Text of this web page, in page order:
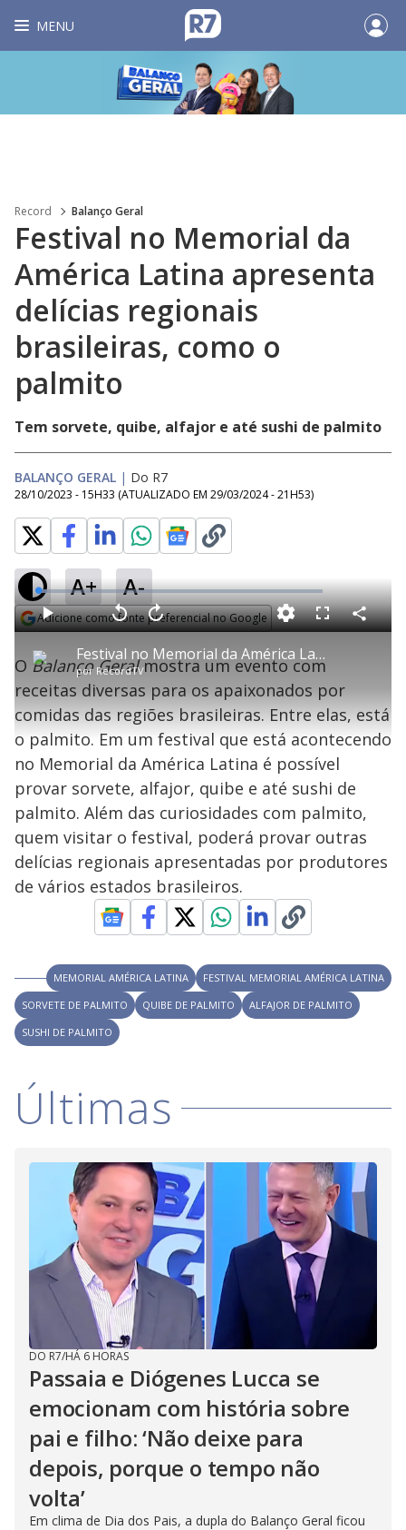
MENU
Record Balanço Geral
Festival no Memorial da
América Latina apresenta
delícias regionais
brasileiras, como o
palmito
Tem sorvete, quibe, alfajor e até sushi de palmito
BALANÇO GERAL | Do R7
28/10/2023 - 15H33 (ATUALIZADO EM 29/03/2024 - 21H53)
A+ A-
Adicione como fonte preferencial no Google
P
l
a
y
V
i
d
e
o
Festival no Memorial da América Latina apresenta delícias regionais brasileiras, como o palmito
por RecordTV
P V
t
a
r
0
e
n
d
s
A
a
ç
a
1
0
s
e
u
n
o
s
M
u
d
o
L
o
a
d
e
3
.
3
4
%
F
l
s
c
e
n
C
o
a
O Balanço Geralmostra um evento com
receitas diversas para os apaixonados por
comidas das regiões brasileiras. Entre elas, está
o palmito. Em um festival que está acontecendo
no Memorial da América Latina é possível
provar sorvete, alfajor, quibe e até sushi de
palmito. Além das curiosidades com palmito,
quem visitar o festival, poderá provar outras
delícias regionais apresentadas por produtores
de vários estados brasileiros.
MEMORIAL AMÉRICA LATINA
FESTIVAL MEMORIAL AMÉRICA LATINA
SORVETE DE PALMITO
QUIBE DE PALMITO
ALFAJOR DE PALMITO
SUSHI DE PALMITO
Últimas
DO R7/HÁ 6 HORAS
Passaia e Diógenes Lucca se
emocionam com história sobre
pai e filho: ‘Não deixe para
depois, porque o tempo não
volta’
Em clima de Dia dos Pais, a dupla do Balanço Geral ficou